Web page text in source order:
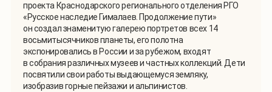
проекта Краснодарского регионального отделения РГО
«Русское наследие Гималаев. Продолжение пути»
он создал знаменитую галерею портретов всех 14
восьмитысячников планеты, его полотна
экспонировались в России и за рубежом, входят
в собрания различных музеев и частных коллекций. Дети
посвятили свои работы выдающемуся земляку,
изобразив горные пейзажи и альпинистов.